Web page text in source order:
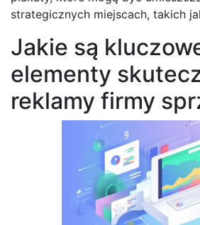
strategicznych miejscach, takich
Jakie są
elementy
reklamy firmy